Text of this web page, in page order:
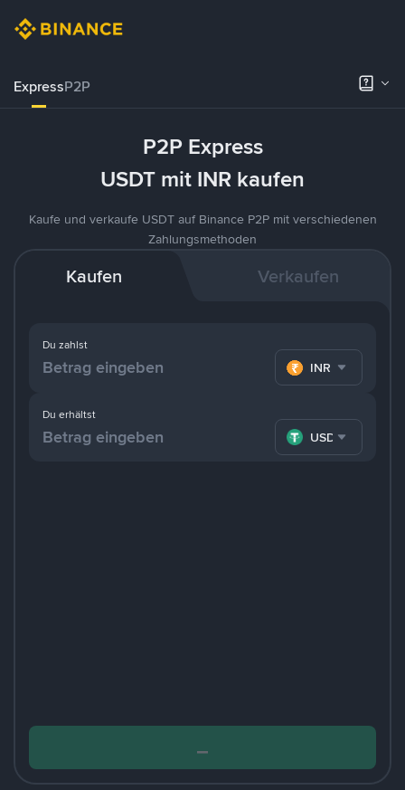
ExpressP2P
P2P Express
USDT mit INR kaufen
Kaufe und verkaufe USDT auf Binance P2P mit verschiedenen
Zahlungsmethoden
Kaufen Verkaufen
Du zahlst
INR
Du erhältst
USDT